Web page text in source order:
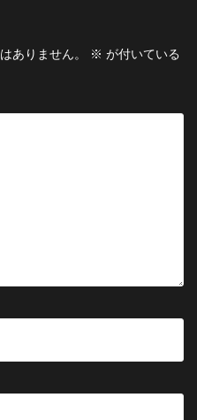
ありません。 ※ が付いている